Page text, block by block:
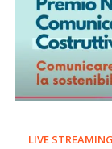
LIVE STREAMING